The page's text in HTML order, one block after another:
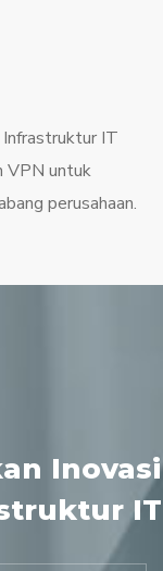
Infrastruktur IT
VPN untuk
perusahaan.
Inovasi
IT